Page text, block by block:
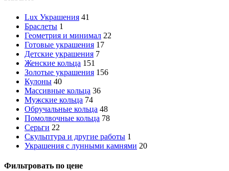
Lux Украшения 41
Браслеты 1
Геометрия и минимал 22
Готовые украшения 17
Детские украшения 7
Женские кольца 151
Золотые украшения 156
Кулоны 40
Массивные кольца 36
Мужские кольца 74
Обручальные кольца 48
Помолвочные кольца 78
Серьги 22
Скульптура и другие работы 1
Украшения с лунными камнями 20
Фильтровать по цене